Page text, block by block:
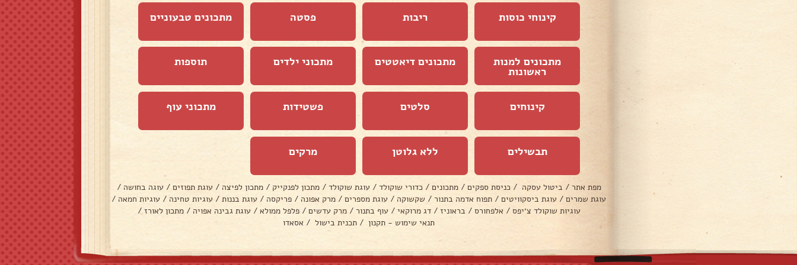
קינוחי כוסות ריבות פסטה מתכונים טבעוניים
מתכונים למנות
ראשונות
מתכונים דיאטטים מתכוני ילדים תוספות
קינוחים סלטים פשטידות מתכוני עוף
תבשילים ללא גלוטן מרקים
מפת אתר / ביטול עסקה / כניסת ספקים / מתכונים / כדורי שוקולד / עוגת שוקולד / מתכון לפנקייק / מתכון לפיצה / עוגת תפוזים / עוגה בחושה /
עוגת שמרים / עוגת ביסקוויטים / תפוח אדמה בתנור / שקשוקה / עוגת מספרים / מרק אפונה / פריקסה / עוגת בננות / עוגיות טחינה / עוגיות חמאה /
עוגיות שוקולד צ׳יפס / אלפחורס / בראוניז / דג מרוקאי / עוף בתנור / מרק עדשים / פלפל ממולא / עוגת גבינה אפויה / מתכון לאורז/
תנאי שימוש - תקנון / תכנית בישול / אסאדו